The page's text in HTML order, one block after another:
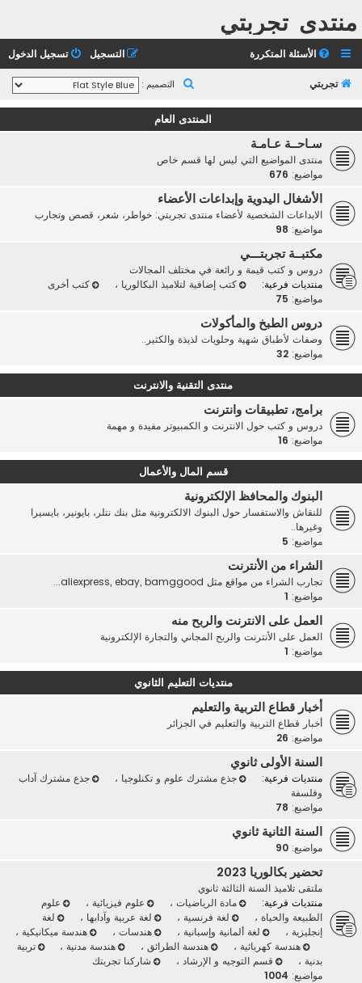
منتدى تجربتي
الأسئلة المتكررة تسجيل الدخول التسجيل
تجربتي التصميم :
ث
المنتدى العام
سـاحــة عـامـة
منتدى المواضيع التي ليس لها قسم خاص
مواضيع: 676
الأشغال اليدوية وإبداعات الأعضاء
الابداعات الشخصية لأعضاء منتدى تجربتي: خواطر، شعر، قصص وتجارب
مواضيع: 98
مكتبــة تجربتـــي
دروس و كتب قيمة و رائعة في مختلف المجالات
منتديات فرعية:
كتب إضافية لتلاميذ البكالوريا ،
كتب أخرى
مواضيع: 75
دروس الطبخ والمأكولات
وصفات لأطباق شهية وحلويات لذيذة والكثير..
مواضيع: 32
منتدى التقنية والانترنت
برامج، تطبيقات وانترنت
دروس و كتب حول الانترنت و الكمبيوتر مفيدة و مهمة
مواضيع: 16
قسم المال والأعمال
البنوك والمحافظ الإلكترونية
للنقاش والاستفسار حول البنوك الالكترونية مثل بنك نتلر، بايونير، بايسيرا
وغيرها..
مواضيع: 5
الشراء من الأنترنت
تجارب الشراء من مواقع مثل aliexpress, ebay, bamggood...
مواضيع: 1
العمل على الانترنت والربح منه
العمل على الأنترنت والربح المجاني والتجارة الإلكترونية
مواضيع: 1
منتديات التعليم الثانوي
أخبار قطاع التربية والتعليم
أخبار قطاع التربية والتعليم في الجزائر
مواضيع: 26
السنة الأولى ثانوي
منتديات فرعية: جذع مشترك علوم و تكنلوجيا ،
جذع مشترك آداب
وفلسفة
مواضيع: 78
السنة الثانية ثانوي
مواضيع: 90
تحضير بكالوريا 2023
ملتقى تلاميذ السنة الثالثة ثانوي
منتديات فرعية:
مادة الرياضيات ، علوم فيزيائية ،
علوم
الطبيعة والحياة ، لغة فرنسية ، لغة عربية وآدابها ،
لغة
إنجليزية ، لغة ألمانية وإسبانية ، هندسات ، هندسة ميكانيكية ،
هندسة كهربائية ، هندسة الطرائق ، هندسة مدنية ،
تربية
بدنية ، قسم التوجيه و الإرشاد ،
شاركنا تجربتك
مواضيع: 1004